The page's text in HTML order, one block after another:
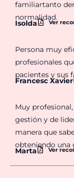
familiartanto
normalidad.
Isolda Ver
Persona muy
profesionales
pacientes y sus
Francesc Xavier
Muy
gestión y de
manera que
obteniendo una
Marta Ver